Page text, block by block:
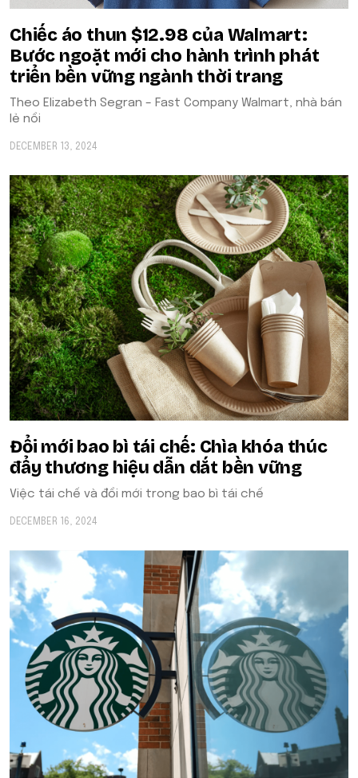
Chiếc áo thun $12.98 của Walmart:
Bước ngoặt mới cho hành trình phát
triển bền vững ngành thời trang
Theo Elizabeth Segran – Fast Company Walmart, nhà bán
lẻ nổi
DECEMBER 13, 2024
Đổi mới bao bì tái chế: Chìa khóa thúc
đẩy thương hiệu dẫn dắt bền vững
Việc tái chế và đổi mới trong bao bì tái chế
DECEMBER 16, 2024